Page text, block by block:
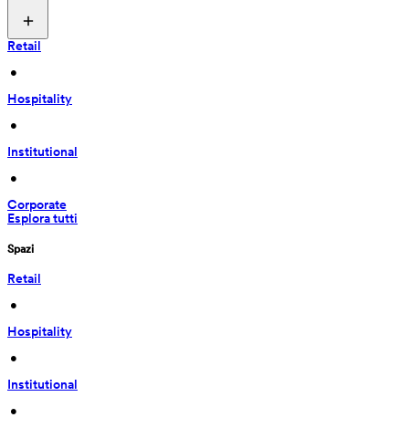
Retail
•
Hospitality
•
Institutional
•
Corporate
Esplora tutti
Spazi
Retail
•
Hospitality
•
Institutional
•